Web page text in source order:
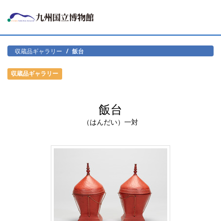
収蔵品ギャラリー 飯台
収蔵品ギャラリー
飯台
（はんだい）一対